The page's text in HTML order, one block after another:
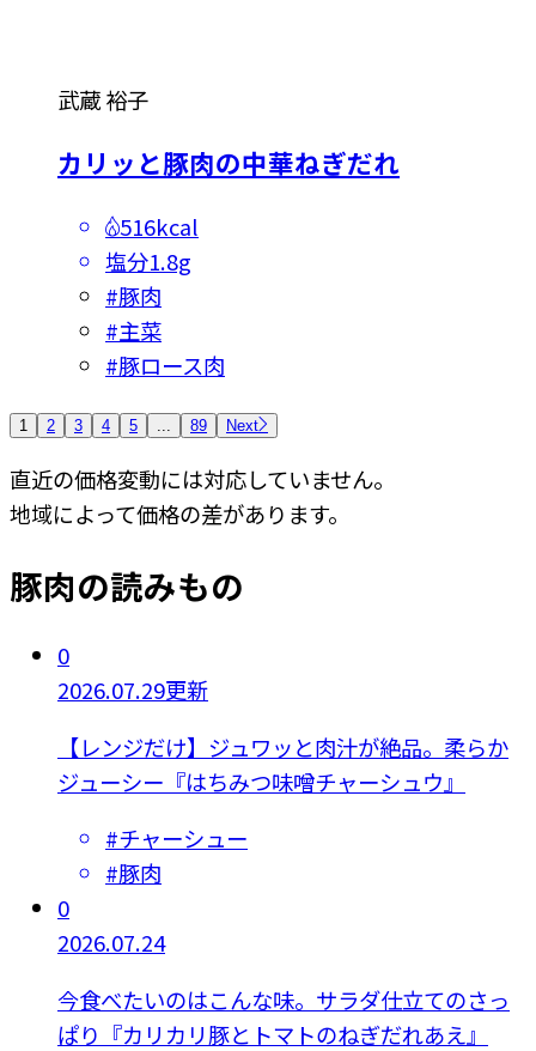
武蔵 裕子
カリッと豚肉の中華ねぎだれ
516kcal
塩分1.8g
#豚肉
#主菜
#豚ロース肉
1 2 3 4 5 ... 89 Next
直近の価格変動には対応していません。
地域によって価格の差があります。
豚肉の読みもの
0
2026.07.29更新
【レンジだけ】ジュワッと肉汁が絶品。柔らか
ジューシー『はちみつ味噌チャーシュウ』
#チャーシュー
#豚肉
0
2026.07.24
今食べたいのはこんな味。サラダ仕立てのさっ
ぱり『カリカリ豚とトマトのねぎだれあえ』